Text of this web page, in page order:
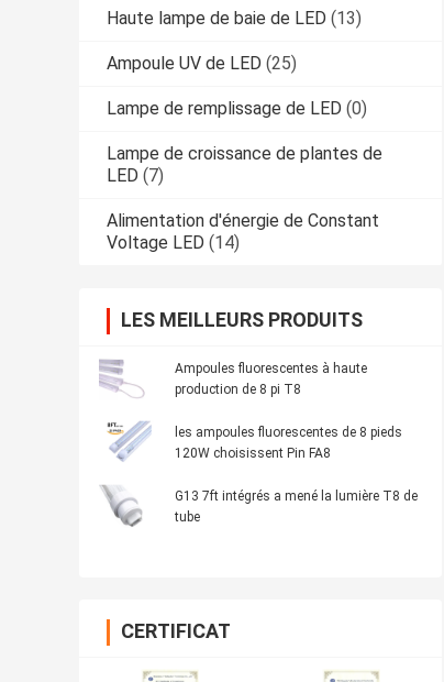
Haute lampe de baie de LED (13)
Ampoule UV de LED (25)
Lampe de remplissage de LED (0)
Lampe de croissance de plantes de
LED (7)
Alimentation d'énergie de Constant
Voltage LED (14)
LES MEILLEURS PRODUITS
Ampoules fluorescentes à haute
production de 8 pi T8
les ampoules fluorescentes de 8 pieds
120W choisissent Pin FA8
G13 7ft intégrés a mené la lumière T8 de
tube
CERTIFICAT